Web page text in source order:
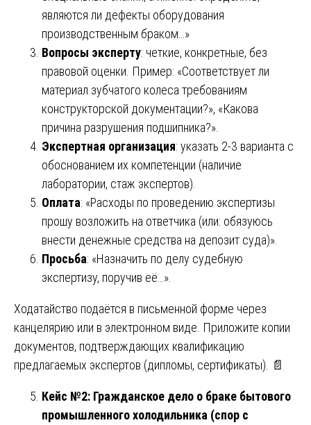
являются ли дефекты оборудования
производственным браком…»
Вопросы эксперту: четкие, конкретные, без
правовой оценки. Пример: «Соответствует ли
материал зубчатого колеса требованиям
конструкторской документации?», «Какова
причина разрушения подшипника?».
Экспертная организация: указать 2-3 варианта с
обоснованием их компетенции (наличие
лаборатории, стаж экспертов).
Оплата: «Расходы по проведению экспертизы
прошу возложить на ответчика (или: обязуюсь
внести денежные средства на депозит суда)».
Просьба: «Назначить по делу судебную
экспертизу, поручив её…».
Ходатайство подаётся в письменной форме через
канцелярию или в электронном виде. Приложите копии
документов, подтверждающих квалификацию
предлагаемых экспертов (дипломы, сертификаты). 📄
Кейс №2: Гражданское дело о браке бытового
промышленного холодильника (спор с